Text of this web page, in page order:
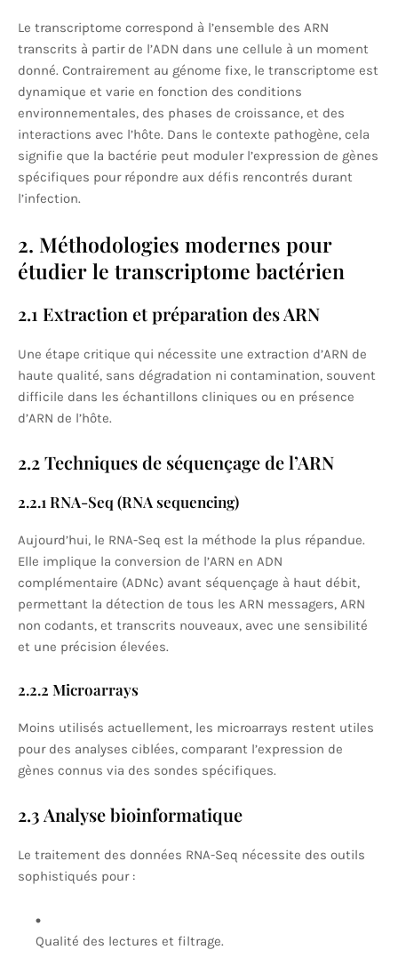
Le transcriptome correspond à l’ensemble des ARN
transcrits à partir de l’ADN dans une cellule à un moment
donné. Contrairement au génome fixe, le transcriptome est
dynamique et varie en fonction des conditions
environnementales, des phases de croissance, et des
interactions avec l’hôte. Dans le contexte pathogène, cela
signifie que la bactérie peut moduler l’expression de gènes
spécifiques pour répondre aux défis rencontrés durant
l’infection.
2. Méthodologies modernes pour
étudier le transcriptome bactérien
2.1 Extraction et préparation des ARN
Une étape critique qui nécessite une extraction d’ARN de
haute qualité, sans dégradation ni contamination, souvent
difficile dans les échantillons cliniques ou en présence
d’ARN de l’hôte.
2.2 Techniques de séquençage de l’ARN
2.2.1 RNA-Seq (RNA sequencing)
Aujourd’hui, le RNA-Seq est la méthode la plus répandue.
Elle implique la conversion de l’ARN en ADN
complémentaire (ADNc) avant séquençage à haut débit,
permettant la détection de tous les ARN messagers, ARN
non codants, et transcrits nouveaux, avec une sensibilité
et une précision élevées.
2.2.2 Microarrays
Moins utilisés actuellement, les microarrays restent utiles
pour des analyses ciblées, comparant l’expression de
gènes connus via des sondes spécifiques.
2.3 Analyse bioinformatique
Le traitement des données RNA-Seq nécessite des outils
sophistiqués pour :
Qualité des lectures et filtrage.